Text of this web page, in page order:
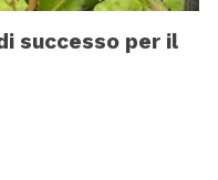
successo per il